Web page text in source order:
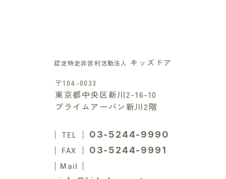
認定特定非営利活動法人 キッズドア
〒104-0033
東京都中央区新川2-16-10
プライムアーバン新川2階
TEL 03-5244-9990
FAX 03-5244-9991
Mail